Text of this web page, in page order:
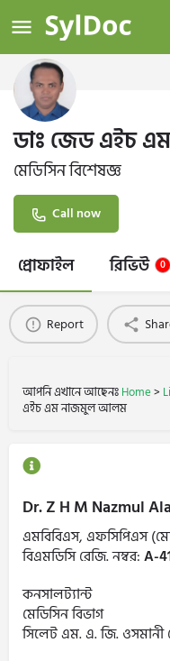
ডাঃ জেড এইচ
মেডিসিন বিশেষজ্ঞ
Call now
প্রোফাইল রিভিউ 0
Report
আপনি এখানে আছেনঃHome>
এইচ এম নাজমুল আলম
Dr. Z H M Nazmul
এমবিবিএস, এফসিপিএস
বিএমডিসি রেজি. নম্বর:A-
কনসালট্যান্ট
মেডিসিন বিভাগ
সিলেট এম. এ. জি.